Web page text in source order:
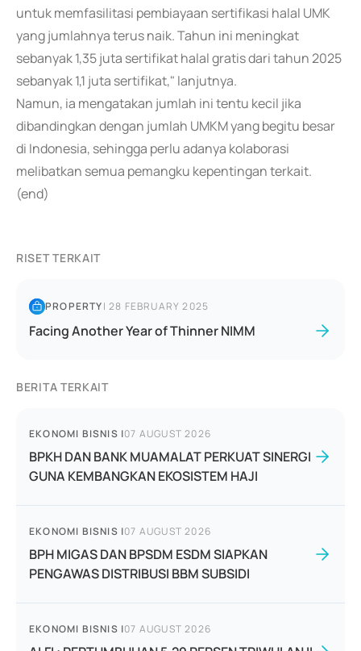
untuk memfasilitasi pembiayaan sertifikasi halal UMK
yang jumlahnya terus naik. Tahun ini meningkat
sebanyak 1,35 juta sertifikat halal gratis dari tahun 2025
sebanyak 1,1 juta sertifikat," lanjutnya.
Namun, ia mengatakan jumlah ini tentu kecil jika
dibandingkan dengan jumlah UMKM yang begitu besar
di Indonesia, sehingga perlu adanya kolaborasi
melibatkan semua pemangku kepentingan terkait.
(end)
RISET TERKAIT
PROPERTY|28 FEBRUARY 2025
Facing Another Year of Thinner NIMM
BERITA TERKAIT
EKONOMI BISNIS |07 AUGUST 2026
BPKH DAN BANK MUAMALAT PERKUAT SINERGI
GUNA KEMBANGKAN EKOSISTEM HAJI
EKONOMI BISNIS |07 AUGUST 2026
BPH MIGAS DAN BPSDM ESDM SIAPKAN
PENGAWAS DISTRIBUSI BBM SUBSIDI
EKONOMI BISNIS |07 AUGUST 2026